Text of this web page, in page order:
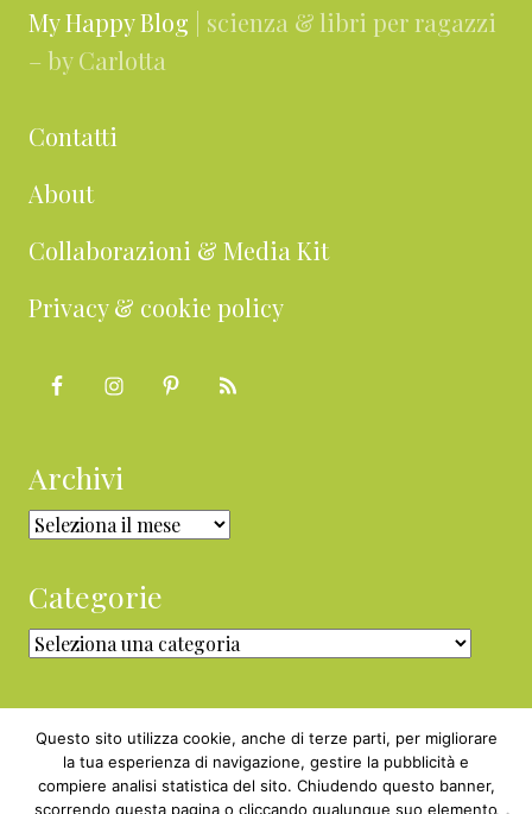
My Happy Blog | scienza & libri per ragazzi
– by Carlotta
Contatti
About
Collaborazioni & Media Kit
Privacy & cookie policy
Archivi
Archivi
Categorie
Categorie
Copyright © 2010 - 2026 BabyGreen™ ·
Questo sito utilizza cookie, anche di terze parti, per migliorare
la tua esperienza di navigazione, gestire la pubblicità e
compiere analisi statistica del sito. Chiudendo questo banner,
scorrendo questa pagina o cliccando qualunque suo elemento